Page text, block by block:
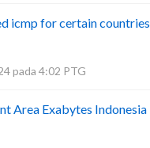
icmp for certain countries
pada 4:02 PTG
Area Exabytes Indonesia